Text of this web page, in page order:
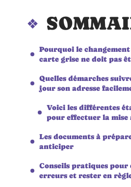
Pourquoi le changement
carte grise ne doit pas
Quelles démarches
jour son adresse
Voici les différentes
pour effectuer la mise
Les documents à
anticiper
Conseils pratiques pour
erreurs et rester en